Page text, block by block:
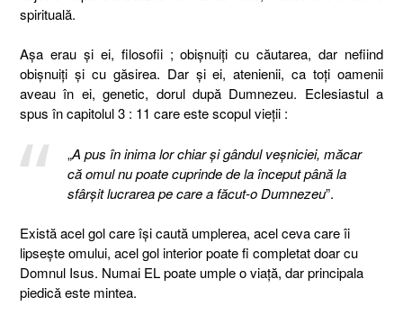
spirituală.
Aşa erau şi ei, filosofii ; obişnuiţi cu căutarea, dar nefiind
obişnuiţi şi cu găsirea. Dar şi ei, atenienii, ca toţi oamenii
aveau în ei, genetic, dorul după Dumnezeu. Eclesiastul a
spus în capitolul 3 : 11 care este scopul vieţii :
„A pus în inima lor chiar şi gândul veşniciei, măcar
că omul nu poate cuprinde de la început până la
sfârşit lucrarea pe care a făcut-o Dumnezeu”.
Există acel gol care îşi caută umplerea, acel ceva care îi
lipseşte omului, acel gol interior poate fi completat doar cu
Domnul Isus. Numai EL poate umple o viaţă, dar principala
piedică este mintea.